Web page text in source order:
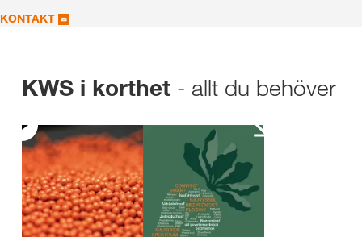
KONTAKT
KWS i korthet - allt du behöver